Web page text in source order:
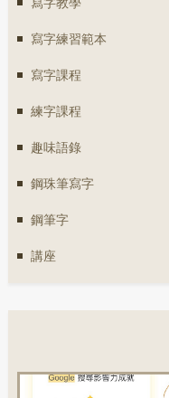
寫字練習範本
寫字課程
練字課程
趣味語錄
鋼珠筆寫字
鋼筆字
講座